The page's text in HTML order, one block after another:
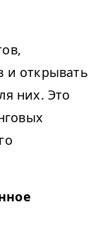
и открывать
них. Это